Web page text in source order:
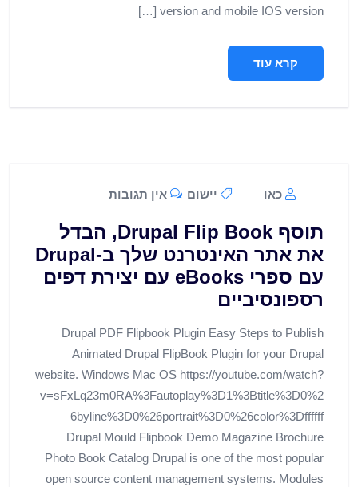
version and mobile IOS version […]
קרא עוד
כאו יישום אין תגובות
תוסף Drupal Flip Book, הבדל
את אתר האינטרנט שלך ב-Drupal
עם ספרי eBooks עם יצירת דפים
רספונסיביים
Drupal PDF Flipbook Plugin Easy Steps to Publish
Animated Drupal FlipBook Plugin for your Drupal
website. Windows Mac OS https://youtube.com/watch?
v=sFxLq23m0RA%3Fautoplay%3D1%3Btitle%3D0%2
6byline%3D0%26portrait%3D0%26color%3Dffffff
Drupal Mould Flipbook Demo Magazine Brochure
Photo Book Catalog Drupal is one of the most popular
open source content management systems. Modules